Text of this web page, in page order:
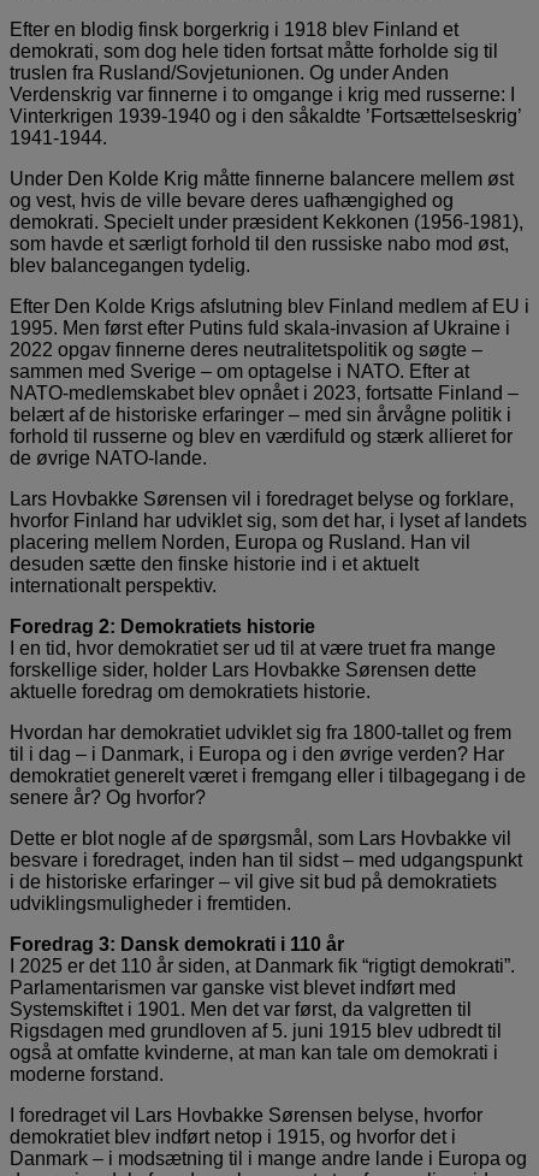
Efter en blodig finsk borgerkrig i 1918 blev Finland et
demokrati, som dog hele tiden fortsat måtte forholde sig til
truslen fra Rusland/Sovjetunionen. Og under Anden
Verdenskrig var finnerne i to omgange i krig med russerne: I
Vinterkrigen 1939-1940 og i den såkaldte ’Fortsættelseskrig’
1941-1944.
Under Den Kolde Krig måtte finnerne balancere mellem øst
og vest, hvis de ville bevare deres uafhængighed og
demokrati. Specielt under præsident Kekkonen (1956-1981),
som havde et særligt forhold til den russiske nabo mod øst,
blev balancegangen tydelig.
Efter Den Kolde Krigs afslutning blev Finland medlem af EU i
1995. Men først efter Putins fuld skala-invasion af Ukraine i
2022 opgav finnerne deres neutralitetspolitik og søgte –
sammen med Sverige – om optagelse i NATO. Efter at
NATO-medlemskabet blev opnået i 2023, fortsatte Finland –
belært af de historiske erfaringer – med sin årvågne politik i
forhold til russerne og blev en værdifuld og stærk allieret for
de øvrige NATO-lande.
Lars Hovbakke Sørensen vil i foredraget belyse og forklare,
hvorfor Finland har udviklet sig, som det har, i lyset af landets
placering mellem Norden, Europa og Rusland. Han vil
desuden sætte den finske historie ind i et aktuelt
internationalt perspektiv.
Foredrag 2: Demokratiets historie
I en tid, hvor demokratiet ser ud til at være truet fra mange
forskellige sider, holder Lars Hovbakke Sørensen dette
aktuelle foredrag om demokratiets historie.
Hvordan har demokratiet udviklet sig fra 1800-tallet og frem
til i dag – i Danmark, i Europa og i den øvrige verden? Har
demokratiet generelt været i fremgang eller i tilbagegang i de
senere år? Og hvorfor?
Dette er blot nogle af de spørgsmål, som Lars Hovbakke vil
besvare i foredraget, inden han til sidst – med udgangspunkt
i de historiske erfaringer – vil give sit bud på demokratiets
udviklingsmuligheder i fremtiden.
Foredrag 3: Dansk demokrati i 110 år
I 2025 er det 110 år siden, at Danmark fik “rigtigt demokrati”.
Parlamentarismen var ganske vist blevet indført med
Systemskiftet i 1901. Men det var først, da valgretten til
Rigsdagen med grundloven af 5. juni 1915 blev udbredt til
også at omfatte kvinderne, at man kan tale om demokrati i
moderne forstand.
I foredraget vil Lars Hovbakke Sørensen belyse, hvorfor
demokratiet blev indført netop i 1915, og hvorfor det i
Danmark – i modsætning til i mange andre lande i Europa og